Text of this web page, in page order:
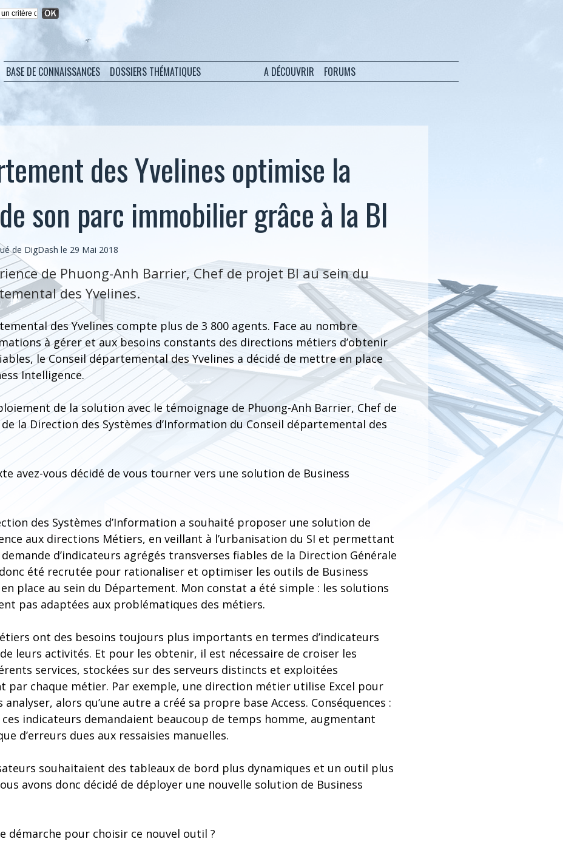
BASE DE CONNAISSANCES DOSSIERS THÉMATIQUES A DÉCOUVRIR FORUMS
des Yvelines optimise la
son parc immobilier grâce à la BI
de DigDash le 29 Mai 2018
de Phuong-Anh Barrier, Chef de projet BI au sein du
des Yvelines.
des Yvelines compte plus de 3 800 agents. Face au nombre
à gérer et aux besoins constants des directions métiers d’obtenir
le Conseil départemental des Yvelines a décidé de mettre en place
Intelligence.
de la solution avec le témoignage de Phuong-Anh Barrier, Chef de
la Direction des Systèmes d’Information du Conseil départemental des
avez-vous décidé de vous tourner vers une solution de Business
des Systèmes d’Information a souhaité proposer une solution de
aux directions Métiers, en veillant à l’urbanisation du SI et permettant
d’indicateurs agrégés transverses fiables de la Direction Générale
donc été recrutée pour rationaliser et optimiser les outils de Business
place au sein du Département. Mon constat a été simple : les solutions
pas adaptées aux problématiques des métiers.
ont des besoins toujours plus importants en termes d’indicateurs
leurs activités. Et pour les obtenir, il est nécessaire de croiser les
services, stockées sur des serveurs distincts et exploitées
par chaque métier. Par exemple, une direction métier utilise Excel pour
alors qu’une autre a créé sa propre base Access. Conséquences :
indicateurs demandaient beaucoup de temps homme, augmentant
d’erreurs dues aux ressaisies manuelles.
souhaitaient des tableaux de bord plus dynamiques et un outil plus
avons donc décidé de déployer une nouvelle solution de Business
démarche pour choisir ce nouvel outil ?